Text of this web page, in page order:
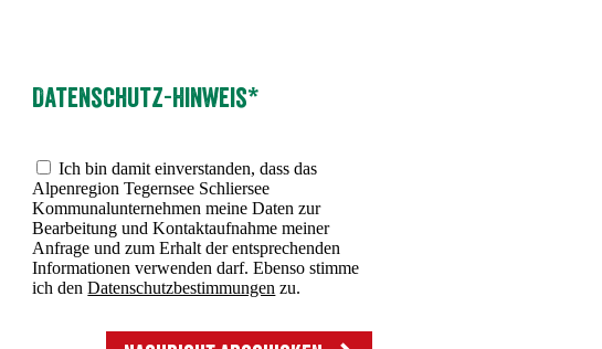
Datenschutz-Hinweis*
Ich bin damit einverstanden, dass das
Alpenregion Tegernsee Schliersee
Kommunalunternehmen meine Daten zur
Bearbeitung und Kontaktaufnahme meiner
Anfrage und zum Erhalt der entsprechenden
Informationen verwenden darf. Ebenso stimme
ich denDatenschutzbestimmungen zu.